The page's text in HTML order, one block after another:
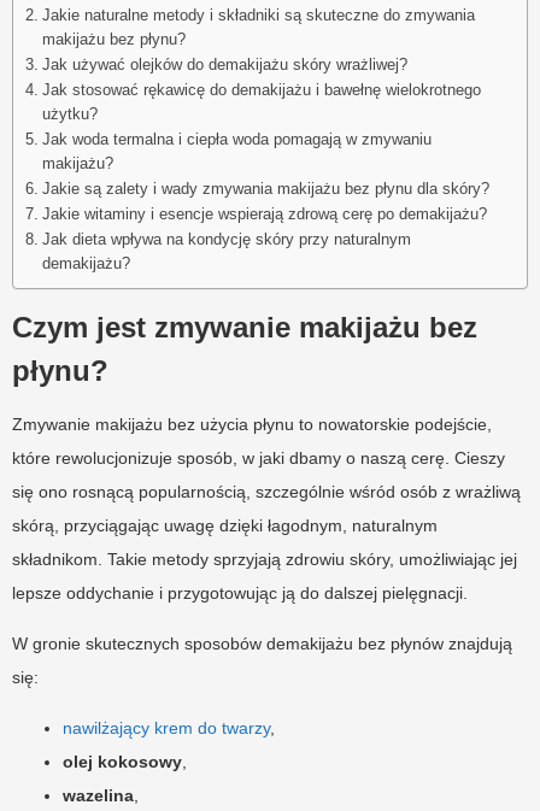
Jakie naturalne metody i składniki są skuteczne do zmywania
makijażu bez płynu?
Jak używać olejków do demakijażu skóry wrażliwej?
Jak stosować rękawicę do demakijażu i bawełnę wielokrotnego
użytku?
Jak woda termalna i ciepła woda pomagają w zmywaniu
makijażu?
Jakie są zalety i wady zmywania makijażu bez płynu dla skóry?
Jakie witaminy i esencje wspierają zdrową cerę po demakijażu?
Jak dieta wpływa na kondycję skóry przy naturalnym
demakijażu?
Czym jest zmywanie makijażu bez
płynu?
Zmywanie makijażu bez użycia płynu to nowatorskie podejście,
które rewolucjonizuje sposób, w jaki dbamy o naszą cerę. Cieszy
się ono rosnącą popularnością, szczególnie wśród osób z wrażliwą
skórą, przyciągając uwagę dzięki łagodnym, naturalnym
składnikom. Takie metody sprzyjają zdrowiu skóry, umożliwiając jej
lepsze oddychanie i przygotowując ją do dalszej pielęgnacji.
W gronie skutecznych sposobów demakijażu bez płynów znajdują
się:
nawilżający krem do twarzy,
olej kokosowy
wazelina